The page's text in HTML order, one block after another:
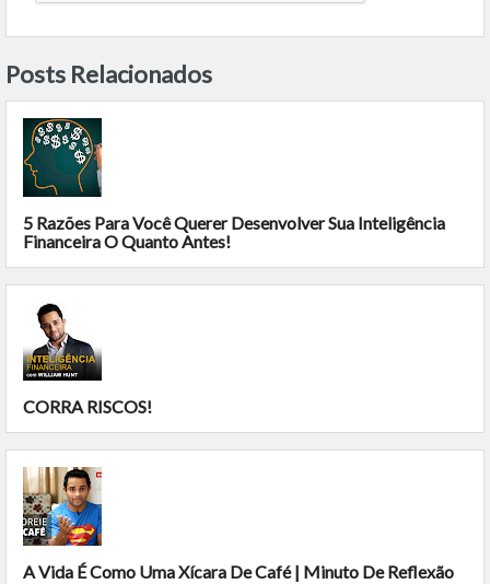
Posts Relacionados
5 Razões Para Você Querer Desenvolver Sua Inteligência
Financeira O Quanto Antes!
CORRA RISCOS!
A Vida É Como Uma Xícara De Café | Minuto De Reflexão